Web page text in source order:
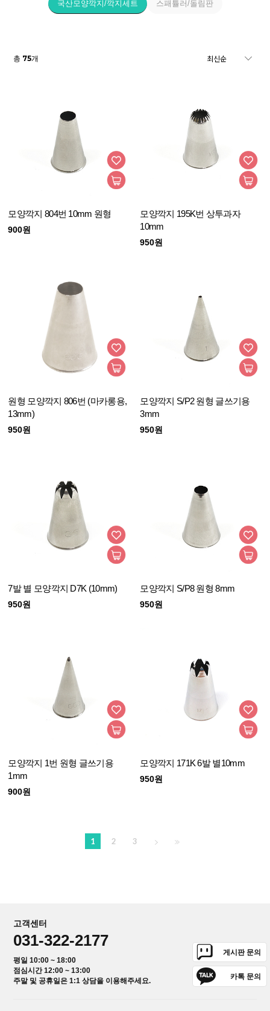
국산모양깍지/깍지세트 스패튤러/돌림판
총 75개
모양깍지 804번 10mm 원형
900원
모양깍지 195K번 상투과자
10mm
950원
원형 모양깍지 806번 (마카롱용,
13mm)
950원
모양깍지 S/P2 원형 글쓰기용
3mm
950원
7발 별 모양깍지 D7K (10mm)
950원
모양깍지 S/P8 원형 8mm
950원
모양깍지 1번 원형 글쓰기용
1mm
900원
모양깍지 171K 6발 별10mm
950원
1 2 3
고객센터
031-322-2177
평일 10:00 ~ 18:00
점심시간 12:00 ~ 13:00
주말 및 공휴일은 1:1 상담을 이용해주세요.
게시판 문의
카톡 문의